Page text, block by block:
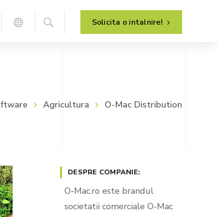
Solicita o intalnire!
Implementarea sistemului
Mentenanta sistemului
E-commerce – vanzare online
Agricultura O-Mac Distribution
DESPRE COMPANIE:
O-Mac.ro este brandul
societatii comerciale O-Mac